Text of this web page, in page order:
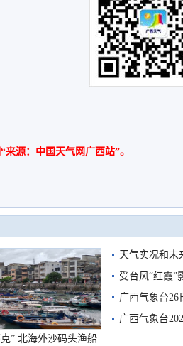
来源：中国天气网广西站”。
” 北海外沙码头渔船
天气实况和未
受台风“红霞”
有较强降雨
广西气象台26
广西气象台
预警